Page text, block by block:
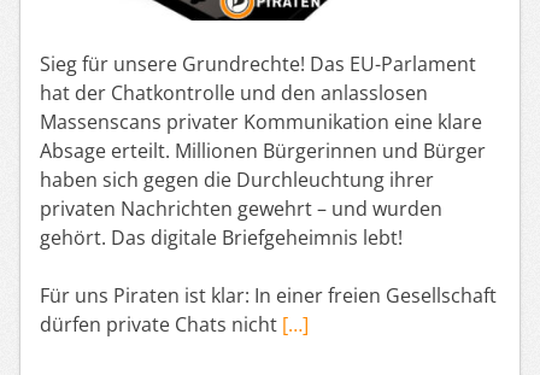
Sieg für unsere Grundrechte! Das EU-Parlament
hat der Chatkontrolle und den anlasslosen
Massenscans privater Kommunikation eine klare
Absage erteilt. Millionen Bürgerinnen und Bürger
haben sich gegen die Durchleuchtung ihrer
privaten Nachrichten gewehrt – und wurden
gehört. Das digitale Briefgeheimnis lebt!
Für uns Piraten ist klar: In einer freien Gesellschaft
dürfen private Chats nicht […]